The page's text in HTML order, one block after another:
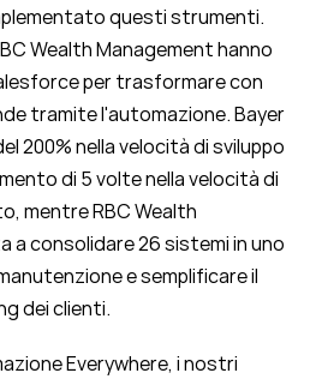
questi strumenti.
Wealth Management hanno
per trasformare con
tramite l'automazione. Bayer
200% nella velocità di sviluppo
di 5 volte nella velocità di
mentre RBC Wealth
a consolidare 26 sistemi in uno
e semplificare il
dei clienti.
Everywhere, i nostri